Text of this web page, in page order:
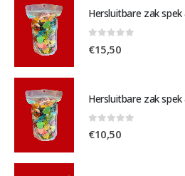
Hersluitbare zak
€15,50
Hersluitbare zak
0out of 5
€10,50